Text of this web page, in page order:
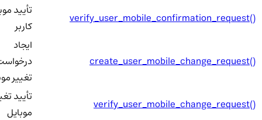
verify_user_mobile_confirmation_request()
تأیید
کاربر
create_user_mobile_change_request()
ایجاد
درخواست
تغییر
verify_user_mobile_change_request()
تأیید
موبایل